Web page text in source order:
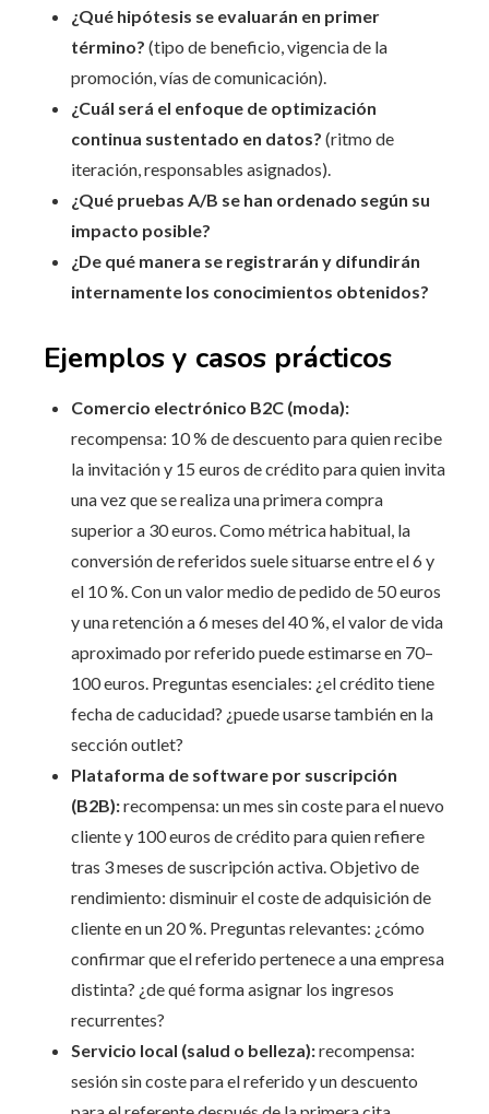
¿Qué hipótesis se evaluarán en primer
término? (tipo de beneficio, vigencia de la
promoción, vías de comunicación).
¿Cuál será el enfoque de optimización
continua sustentado en datos? (ritmo de
iteración, responsables asignados).
¿Qué pruebas A/B se han ordenado según su
impacto posible?
¿De qué manera se registrarán y difundirán
internamente los conocimientos obtenidos?
Ejemplos y casos prácticos
Comercio electrónico B2C (moda):
recompensa: 10 % de descuento para quien recibe
la invitación y 15 euros de crédito para quien invita
una vez que se realiza una primera compra
superior a 30 euros. Como métrica habitual, la
conversión de referidos suele situarse entre el 6 y
el 10 %. Con un valor medio de pedido de 50 euros
y una retención a 6 meses del 40 %, el valor de vida
aproximado por referido puede estimarse en 70–
100 euros. Preguntas esenciales: ¿el crédito tiene
fecha de caducidad? ¿puede usarse también en la
sección outlet?
Plataforma de software por suscripción
(B2B):recompensa: un mes sin coste para el nuevo
cliente y 100 euros de crédito para quien refiere
tras 3 meses de suscripción activa. Objetivo de
rendimiento: disminuir el coste de adquisición de
cliente en un 20 %. Preguntas relevantes: ¿cómo
confirmar que el referido pertenece a una empresa
distinta? ¿de qué forma asignar los ingresos
recurrentes?
Servicio local (salud o belleza):recompensa:
sesión sin coste para el referido y un descuento